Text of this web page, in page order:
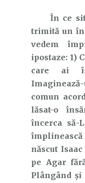
În ce
trimită un
vedem
ipostaze: 1)
care ai
comun
lăsat-o
încerca să-
născut
pe Agar
Plângând